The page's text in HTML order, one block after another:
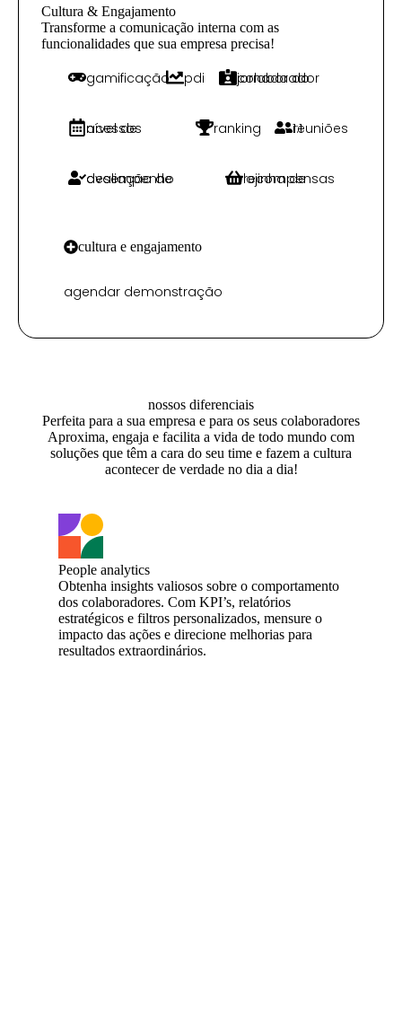
Cultura & Engajamento
Transforme a comunicação interna com as
funcionalidades que sua empresa precisa!
gamificação pdi jornada do colaborador
nível de acessos ranking reuniões 1:1
avaliação de desempenho lojinha de recompensas
cultura e engajamento
agendar demonstração
nossos diferenciais
Perfeita para a sua empresa e para os seus colaboradores
Aproxima, engaja e facilita a vida de todo mundo com
soluções que têm a cara do seu time e fazem a cultura
acontecer de verdade no dia a dia!
People analytics
Obtenha insights valiosos sobre o comportamento
dos colaboradores. Com KPI’s, relatórios
estratégicos e filtros personalizados, mensure o
impacto das ações e direcione melhorias para
resultados extraordinários.